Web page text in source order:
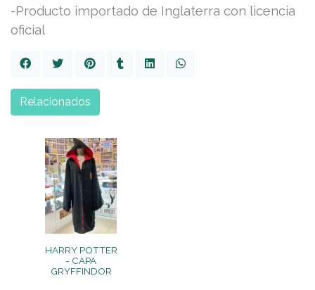
-Producto importado de Inglaterra con licencia
oficial
HARRY POTTER
- CAPA
GRYFFINDOR
Relacionados